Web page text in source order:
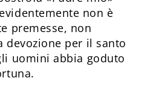
non è
premesse, non
devozione per il santo
uomini abbia goduto